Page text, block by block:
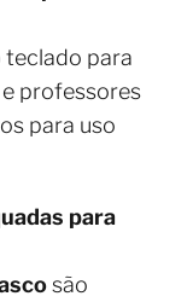
teclado para
professores
para uso
para
são